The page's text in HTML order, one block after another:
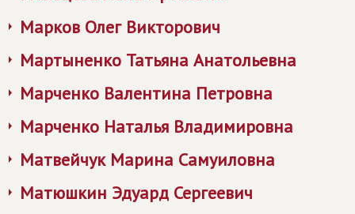
Марков Олег Викторович
Мартыненко Татьяна Анатольевна
Марченко Валентина Петровна
Марченко Наталья Владимировна
Матвейчук Марина Самуиловна
Матюшкин Эдуард Сергеевич